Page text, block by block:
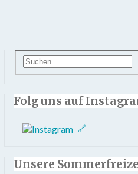
Folg uns auf
Unsere